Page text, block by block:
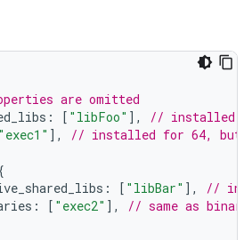
are omitted
: [ "libFoo" ],
// installed
"exec1" ],
// installed for 64, but
: [ "libBar" ],
//
: [ "exec2" ],
// same as